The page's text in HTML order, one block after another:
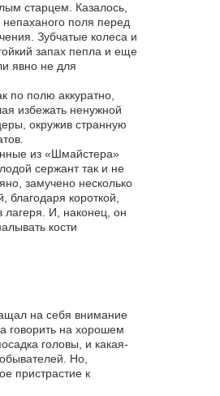
старцем. Казалось,
непаханого поля перед
Зубчатые колеса и
запах пепла и еще
явно не для
по полю аккуратно,
избежать ненужной
окружив странную
из «Шмайстера»
сержант так и не
замучено несколько
благодаря короткой,
лагеря. И, наконец, он
кости
на себя внимание
говорить на хорошем
головы, и какая-
Но,
пристрастие к